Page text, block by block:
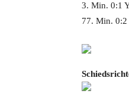
3. Min. 0:1
77. Min.